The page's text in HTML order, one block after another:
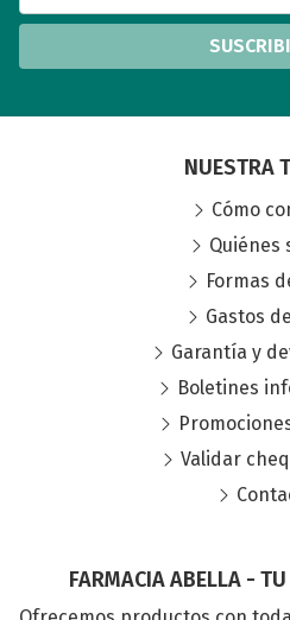
FARMACIA ABELLA -
NUESTRA
Cómo
Quiénes
Formas
Gastos
Garantía y
Boletines
Validar